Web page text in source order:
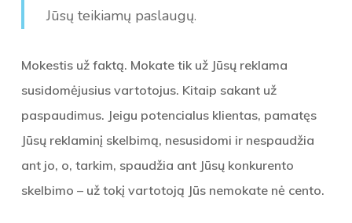
Jūsų teikiamų paslaugų.
Mokestis už faktą. Mokate tik už Jūsų reklama
susidomėjusius vartotojus. Kitaip sakant už
paspaudimus. Jeigu potencialus klientas, pamatęs
Jūsų reklaminį skelbimą, nesusidomi ir nespaudžia
ant jo, o, tarkim, spaudžia ant Jūsų konkurento
skelbimo – už tokį vartotoją Jūs nemokate nė cento.